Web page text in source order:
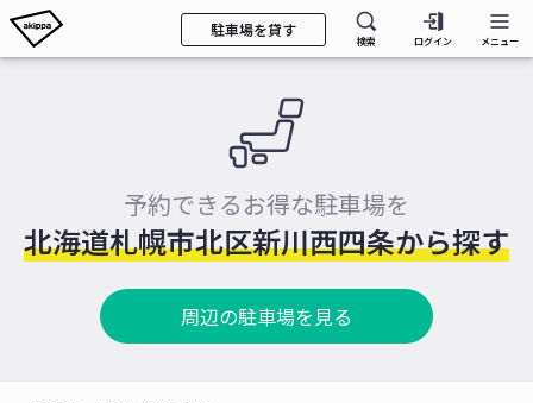
駐車場を貸す
検索 ログイン メニュー
予約できるお得な駐車場を
北海道札幌市北区新川西四条から探す
周辺の駐車場を見る